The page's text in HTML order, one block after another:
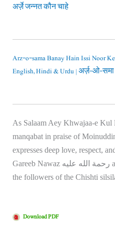
अर्ज़े जन्नत कौन चाहे
Arz-o-sama Banay Hain Issi Noor
English, Hindi & Urdu | अर्ज़-ओ-
As Salaam Aey Khwajaa-e Kul
manqabat in praise of
expresses deep love, respect,
Gareeb Nawaz رحمة الله عليه and his spiritual blessings upon
the followers of the Chishti
Download PDF